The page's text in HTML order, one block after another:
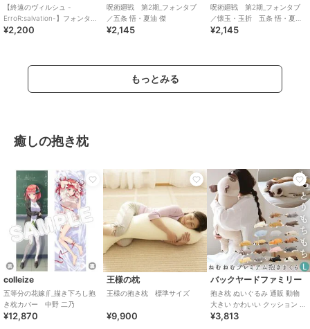
【終遠のヴィルシュ -
ErroR:salvation-】フォンタブ
(全6種)
¥2,200
呪術廻戦 第2期_フォンタブ
／五条 悟・夏油 傑
¥2,145
呪術廻戦 第2期_フォンタブ
／懐玉・玉折 五条 悟・夏油
傑 B
¥2,145
もっとみる
癒しの抱き枕
colleize
五等分の花嫁∬_描き下ろし抱
き枕カバー 中野 二乃
¥12,870
王様の枕
王様の抱き枕 標準サイズ
¥9,900
バックヤードファミリー
抱き枕 ぬいぐるみ 通販 動物
大きい かわいい クッション 子
供 マクラ キッズ 寝具 子供
¥3,813